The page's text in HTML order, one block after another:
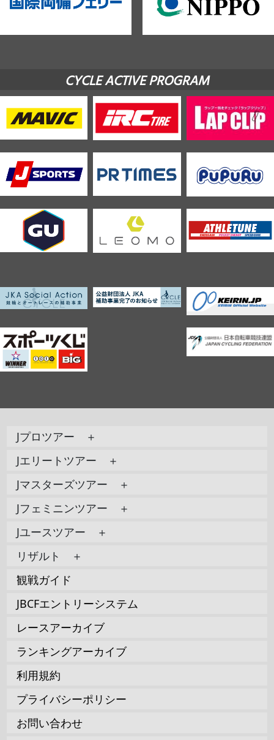
CYCLE ACTIVE PROGRAM
Jプロツアー ＋
Jエリートツアー ＋
Jマスターズツアー ＋
Jフェミニンツアー ＋
Jユースツアー ＋
リザルト ＋
観戦ガイド
JBCFエントリーシステム
レースアーカイブ
ランキングアーカイブ
利用規約
プライバシーポリシー
お問い合わせ